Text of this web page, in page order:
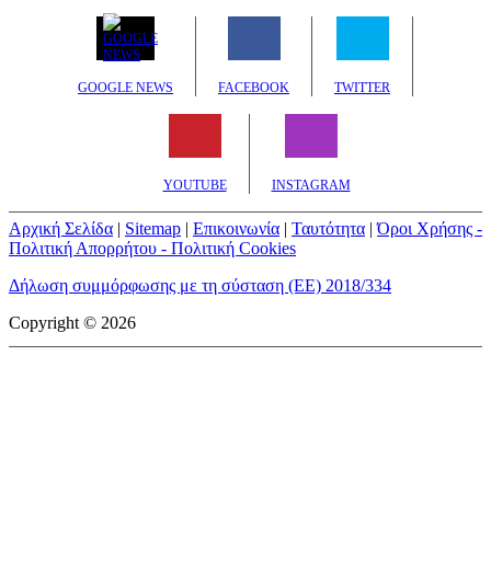
GOOGLE NEWS FACEBOOK TWITTER
YOUTUBE INSTAGRAM
Αρχική Σελίδα Sitemap Επικοινωνία Ταυτότητα |Όροι Χρήσης -
Πολιτική Απορρήτου - Πολιτική Cookies
Δήλωση συμμόρφωσης με τη σύσταση (ΕΕ) 2018/334
Copyright © 2026